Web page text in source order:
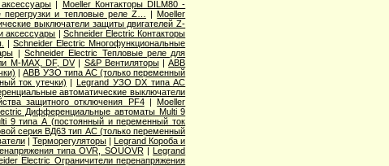
| Moeller Контакторы DILM80 -
перегрузки и тепловые реле Z… |Moeller
выключатели защиты двигателей Z-
аксессуары | Schneider Electric Контакторы
|Schneider Electric Многофункциональные
| Schneider Electric Тепловые реле для
M-MAX, DF, DV| S&P Вентиляторы|ABB
|ABB УЗО типа АС (только переменный
ток утечки) | Legrand УЗО DX типа АС
автоматические выключатели
защитного отключения PF4|Moeller
Дифференциальные автоматы Multi 9
9 типа А (постоянный и переменный ток
серия ВД63 тип АС (только переменный
| Терморегуляторы|Legrand Короба и
типа OVR, SOUOVR|Legrand
Electric Ограничители перенапряжения